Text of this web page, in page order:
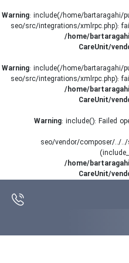
Warning: include(/home/bartaragahi/
seo/src/integrations/xmlrpc.php):
/home/
CareUnit/
Warning: include(/home/bartaragahi/
seo/src/integrations/xmlrpc.php):
/home/
CareUnit/
Warning: include(): Failed
seo/vendor/composer/../
/home/
CareUnit/